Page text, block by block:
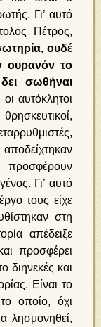
Γι’ αυτό
Πέτρος,
ουδέ
ουρανόν το
σωθήναι
αυτόκλητοι
Γι’ αυτό
τους είχε
στη
απέδειξε
προσφέρει
διηνεκές και
Είναι το
οποίο, όχι
λησμονηθεί,